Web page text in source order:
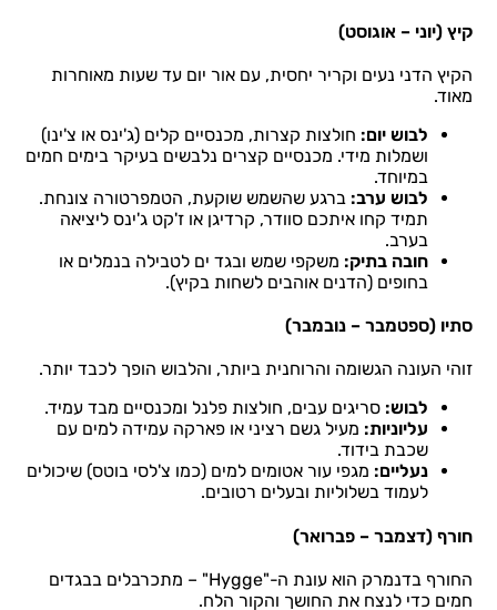
קיץ (יוני – אוגוסט)
הקיץ הדני נעים וקריר יחסית, עם אור יום עד שעות מאוחרות
מאוד.
לבוש יום: חולצות קצרות, מכנסיים קלים (ג'ינס או צ'ינו)
ושמלות מידי. מכנסיים קצרים נלבשים בעיקר בימים חמים
במיוחד.
לבוש ערב: ברגע שהשמש שוקעת, הטמפרטורה צונחת.
תמיד קחו איתכם סוודר, קרדיגן או ז'קט ג'ינס ליציאה
בערב.
חובה בתיק: משקפי שמש ובגד ים לטבילה בנמלים או
בחופים (הדנים אוהבים לשחות בקיץ).
סתיו (ספטמבר – נובמבר)
זוהי העונה הגשומה והרוחנית ביותר, והלבוש הופך לכבד יותר.
לבוש: סריגים עבים, חולצות פלנל ומכנסיים מבד עמיד.
עליוניות: מעיל גשם רציני או פארקה עמידה למים עם
שכבת בידוד.
נעליים: מגפי עור אטומים למים (כמו צ'לסי בוטס) שיכולים
לעמוד בשלוליות ובעלים רטובים.
חורף (דצמבר – פברואר)
החורף בדנמרק הוא עונת ה-"Hygge" – מתכרבלים בבגדים
חמים כדי לנצח את החושך והקור הלח.